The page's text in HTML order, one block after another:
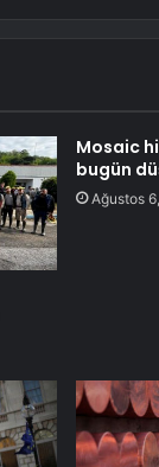
Mosaic
bugün
Ağustos